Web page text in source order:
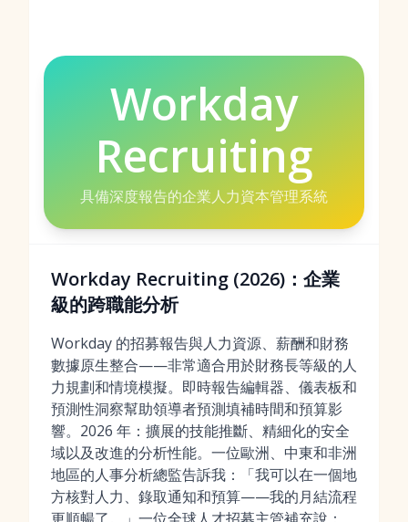
Workday
Recruiting
具備深度報告的企業人力資本管理系統
Workday Recruiting (2026)：企業
級的跨職能分析
Workday 的招募報告與人力資源、薪酬和財務
數據原生整合——非常適合用於財務長等級的人
力規劃和情境模擬。即時報告編輯器、儀表板和
預測性洞察幫助領導者預測填補時間和預算影
響。2026 年：擴展的技能推斷、精細化的安全
域以及改進的分析性能。一位歐洲、中東和非洲
地區的人事分析總監告訴我：「我可以在一個地
方核對人力、錄取通知和預算——我的月結流程